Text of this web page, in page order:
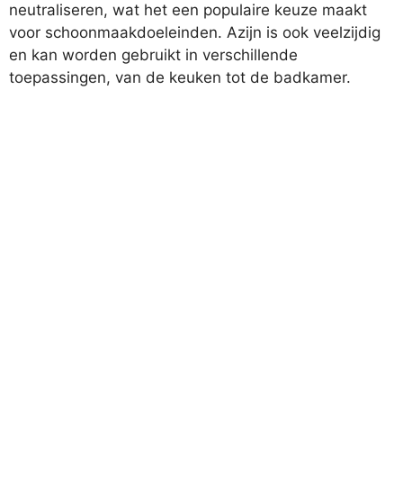
neutraliseren, wat het een populaire keuze maakt
voor schoonmaakdoeleinden. Azijn is ook veelzijdig
en kan worden gebruikt in verschillende
toepassingen, van de keuken tot de badkamer.